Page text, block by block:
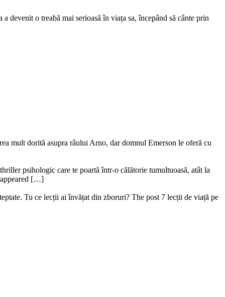
o treabă mai serioasă în viața sa, începând să cânte prin
mult dorită asupra râului Arno, dar domnul Emerson le oferă cu
psihologic care te poartă într-o călătorie tumultuoasă, atât la
appeared […]
Tu ce lecții ai învățat din zboruri? The post 7 lecții de viață pe